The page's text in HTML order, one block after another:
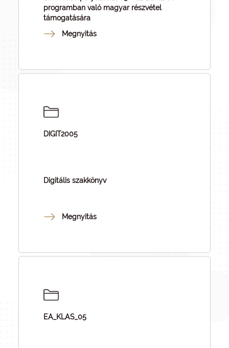
programban való magyar részvétel
támogatására
Megnyitás
DIGIT2005
Digitális szakkönyv
Megnyitás
EA_KLAS_05